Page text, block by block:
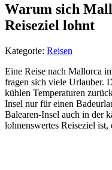
Warum sich
Reiseziel lohnt
Kategorie: Reisen
Eine Reise nach Mallorca
fragen sich viele Urlauber.
kühlen Temperaturen
Insel nur für einen
Balearen-Insel auch in der
lohnenswertes Reiseziel